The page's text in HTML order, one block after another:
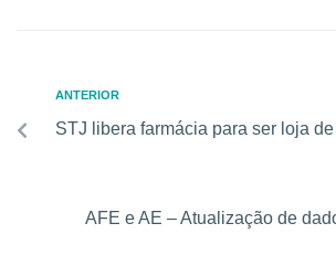
ANTERIOR
STJ libera farmácia para ser loja
AFE e AE – Atualização de